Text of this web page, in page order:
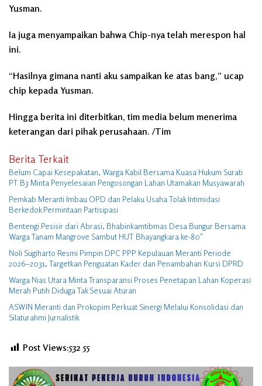
Yusman.
Ia juga menyampaikan bahwa Chip-nya telah merespon hal
ini.
“Hasilnya gimana nanti aku sampaikan ke atas bang,” ucap
chip kepada Yusman.
Hingga berita ini diterbitkan, tim media belum menerima
keterangan dari pihak perusahaan. /Tim
Berita Terkait
Belum Capai Kesepakatan, Warga Kabil Bersama Kuasa Hukum Surati
PT B3 Minta Penyelesaian Pengosongan Lahan Utamakan Musyawarah
Pemkab Meranti Imbau OPD dan Pelaku Usaha Tolak Intimidasi
Berkedok Permintaan Partisipasi
Bentengi Pesisir dari Abrasi, Bhabinkamtibmas Desa Bungur Bersama
Warga Tanam Mangrove Sambut HUT Bhayangkara ke-80″
Noli Sugiharto Resmi Pimpin DPC PPP Kepulauan Meranti Periode
2026–2031, Targetkan Penguatan Kader dan Penambahan Kursi DPRD
Warga Nias Utara Minta Transparansi Proses Penetapan Lahan Koperasi
Merah Putih Diduga Tak Sesuai Aturan
ASWIN Meranti dan Prokopim Perkuat Sinergi Melalui Konsolidasi dan
Silaturahmi Jurnalistik
Post Views:532 55